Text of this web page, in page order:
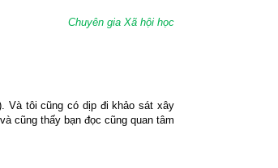
Chuyên gia Xã hội học
Và tôi cũng có dịp đi khảo sát xây
cũng thấy bạn đọc cũng quan tâm